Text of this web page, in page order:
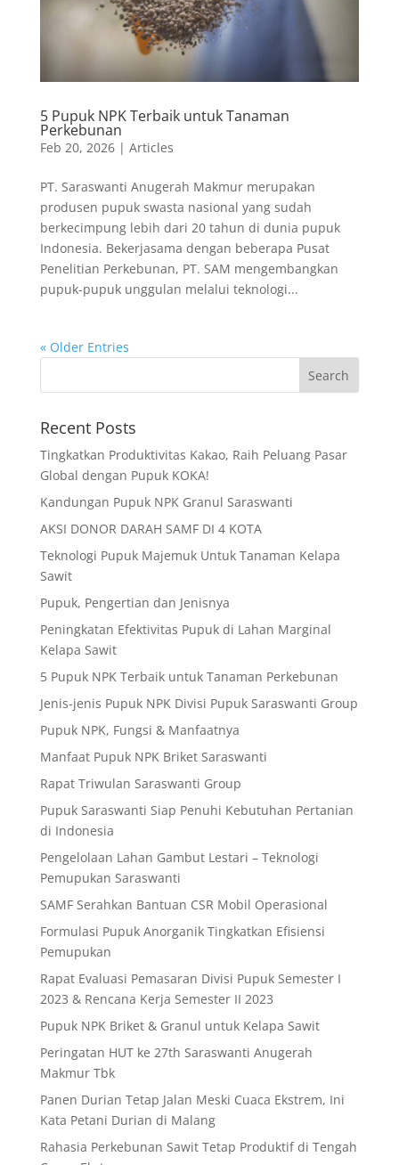
5 Pupuk NPK Terbaik untuk Tanaman
Perkebunan
Feb 20, 2026| Articles
PT. Saraswanti Anugerah Makmur merupakan
produsen pupuk swasta nasional yang sudah
berkecimpung lebih dari 20 tahun di dunia pupuk
Indonesia. Bekerjasama dengan beberapa Pusat
Penelitian Perkebunan, PT. SAM mengembangkan
pupuk-pupuk unggulan melalui teknologi...
« Older Entries
Recent Posts
Tingkatkan Produktivitas Kakao, Raih Peluang Pasar
Global dengan Pupuk KOKA!
Kandungan Pupuk NPK Granul Saraswanti
AKSI DONOR DARAH SAMF DI 4 KOTA
Teknologi Pupuk Majemuk Untuk Tanaman Kelapa
Sawit
Pupuk, Pengertian dan Jenisnya
Peningkatan Efektivitas Pupuk di Lahan Marginal
Kelapa Sawit
5 Pupuk NPK Terbaik untuk Tanaman Perkebunan
Jenis-jenis Pupuk NPK Divisi Pupuk Saraswanti Group
Pupuk NPK, Fungsi & Manfaatnya
Manfaat Pupuk NPK Briket Saraswanti
Rapat Triwulan Saraswanti Group
Pupuk Saraswanti Siap Penuhi Kebutuhan Pertanian
di Indonesia
Pengelolaan Lahan Gambut Lestari – Teknologi
Pemupukan Saraswanti
SAMF Serahkan Bantuan CSR Mobil Operasional
Formulasi Pupuk Anorganik Tingkatkan Efisiensi
Pemupukan
Rapat Evaluasi Pemasaran Divisi Pupuk Semester I
2023 & Rencana Kerja Semester II 2023
Pupuk NPK Briket & Granul untuk Kelapa Sawit
Peringatan HUT ke 27th Saraswanti Anugerah
Makmur Tbk
Panen Durian Tetap Jalan Meski Cuaca Ekstrem, Ini
Kata Petani Durian di Malang
Rahasia Perkebunan Sawit Tetap Produktif di Tengah